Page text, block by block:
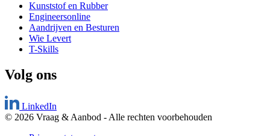
Kunststof en Rubber
Engineersonline
Aandrijven en Besturen
Wie Levert
T-Skills
Volg ons
LinkedIn
© 2026 Vraag & Aanbod - Alle rechten voorbehouden